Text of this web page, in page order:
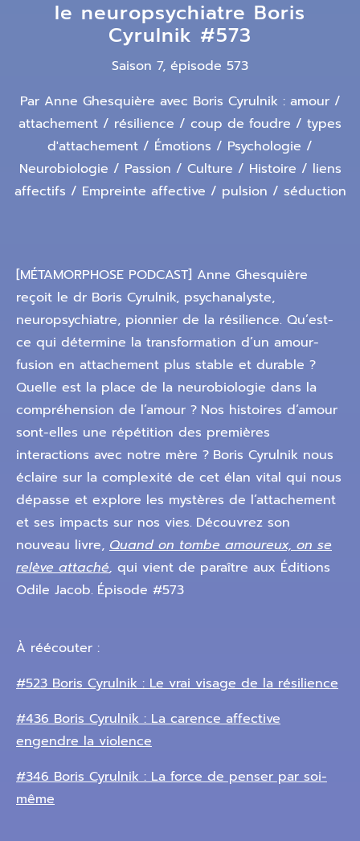
le neuropsychiatre Boris
Cyrulnik #573
Saison 7, épisode 573
Par Anne Ghesquière avec Boris Cyrulnik : amour /
attachement / résilience / coup de foudre / types
d'attachement / Émotions / Psychologie /
Neurobiologie / Passion / Culture / Histoire / liens
affectifs / Empreinte affective / pulsion / séduction
[MÉTAMORPHOSE PODCAST] Anne Ghesquière
reçoit le dr Boris Cyrulnik, psychanalyste,
neuropsychiatre, pionnier de la résilience. Qu’est-
ce qui détermine la transformation d’un amour-
fusion en attachement plus stable et durable ?
Quelle est la place de la neurobiologie dans la
compréhension de l’amour ? Nos histoires d’amour
sont-elles une répétition des premières
interactions avec notre mère ? Boris Cyrulnik nous
éclaire sur la complexité de cet élan vital qui nous
dépasse et explore les mystères de l’attachement
et ses impacts sur nos vies. Découvrez son
nouveau livre, Quand on tombe amoureux, on se
relève attaché, qui vient de paraître aux Éditions
Odile Jacob. Épisode #573
À réécouter :
#523 Boris Cyrulnik : Le vrai visage de la résilience
#436 Boris Cyrulnik : La carence affective
engendre la violence
#346 Boris Cyrulnik : La force de penser par soi-
même